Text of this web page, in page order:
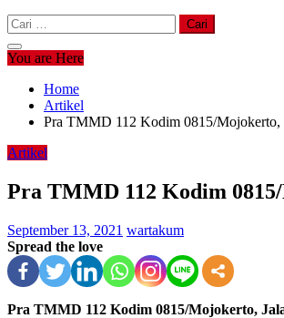
Cari
untuk:
You are Here
Home
Artikel
Pra TMMD 112 Kodim 0815/Mojokerto,
Artikel
Pra TMMD 112 Kodim
September 13, 2021 wartakum
Spread the love
Pra TMMD 112 Kodim 0815/Mojokerto,